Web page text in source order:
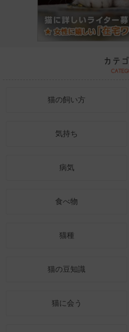
猫の飼い方
気持ち
病気
食べ物
猫種
猫の豆知識
猫に会う